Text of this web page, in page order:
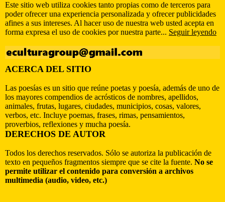
Este sitio web utiliza cookies tanto propias como de terceros para
poder ofrecer una experiencia personalizada y ofrecer publicidades
afines a sus intereses. Al hacer uso de nuestra web usted acepta en
forma expresa el uso de cookies por nuestra parte... Seguir leyendo
ACERCA DEL SITIO
Las poesías es un sitio que reúne poetas y poesía, además de uno de
los mayores compendios de acrósticos de nombres, apellidos,
animales, frutas, lugares, ciudades, municipios, cosas, valores,
verbos, etc. Incluye poemas, frases, rimas, pensamientos,
proverbios, reflexiones y mucha poesía.
DERECHOS DE AUTOR
Todos los derechos reservados. Sólo se autoriza la publicación de
texto en pequeños fragmentos siempre que se cite la fuente. No se
permite utilizar el contenido para conversión a archivos
multimedia (audio, video, etc.)